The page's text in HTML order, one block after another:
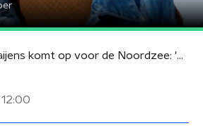
Arita Baaijens komt op voor de Noordzee: 'We maken de levens om ons heen kapot'
12:00